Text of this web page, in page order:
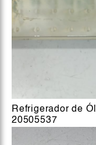
Refrigerador de
20505537